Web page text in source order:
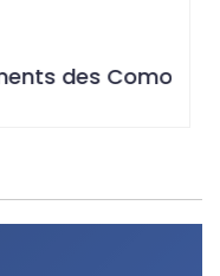
des Comores